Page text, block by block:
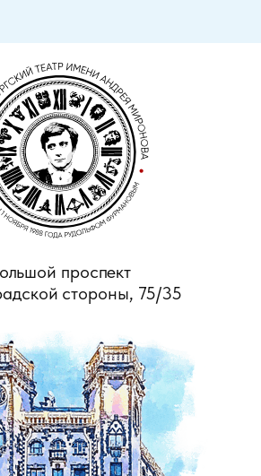
проспект
стороны, 75/35